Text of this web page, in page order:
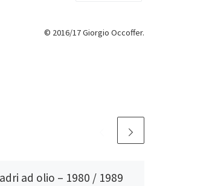
ad olio – 1980 / 1989
© 2016/17 Giorgio Occoffer.